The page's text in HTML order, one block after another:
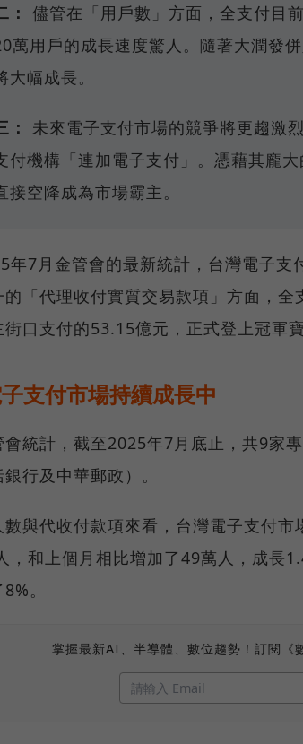
： 儘管在「用戶數」方面，全支付目
萬用戶的成長速度驚人。隨著大潤發
大幅成長。
：
未來電子支付市場的競爭將更趨激
付機構「連加電子支付」。憑藉其龐
接空降成為市場霸主。
年7月金管會的最新統計，台灣電子支
的「代理收付實質交易款項」方面，
口支付的53.15億元，正式登上冠軍寶
支付市場持續成長中
會統計，截至2025年7月底止，共9家
行及中華郵政）。
數與代收付款項來看，台灣電子支付
，和上個月相比增加了49萬人，成長
。
掌握最新AI、半導體、數位趨勢！訂閱《